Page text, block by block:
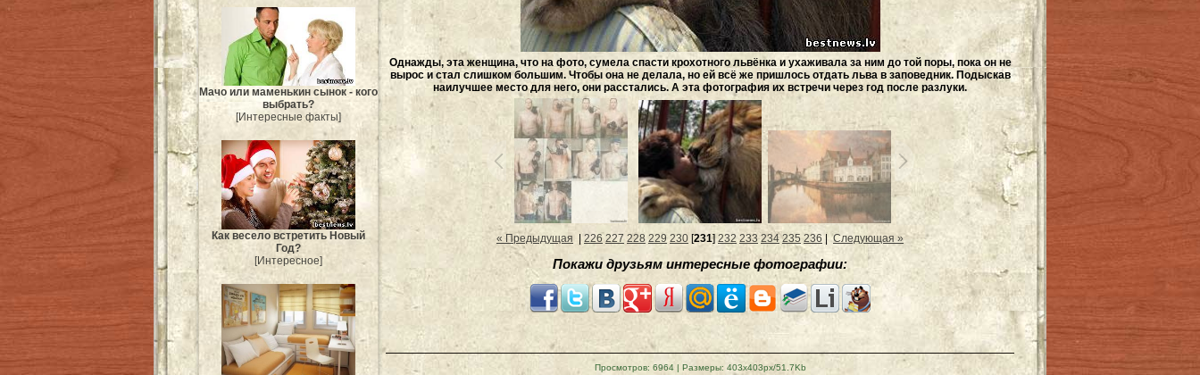
Мачо или маменькин сынок - кого
выбрать?
[Интересные факты]
Как весело встретить Новый
Год?
[Интересное]
Однажды, эта женщина, что на фото, сумела спасти крохотного львёнка и ухаживала за ним до той поры, пока он не
вырос и стал слишком большим. Чтобы она не делала, но ей всё же пришлось отдать льва в заповедник. Подыскав
наилучшее место для него, они расстались. А эта фотография их встречи через год после разлуки.
« Предыдущая 226 227 228 229 230 [231] 232 233 234 235 236 |Следующая »
Покажи друзьям интересные фотографии:
Просмотров: 6964 | Размеры: 403x403px/51.7Kb